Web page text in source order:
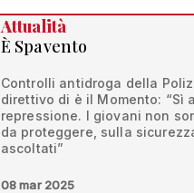
Attualità
È Spavento
Controlli antidroga della
direttivo di è il Momento: “Sì
repressione. I giovani non
da proteggere, sulla
ascoltati”
08 mar 2025